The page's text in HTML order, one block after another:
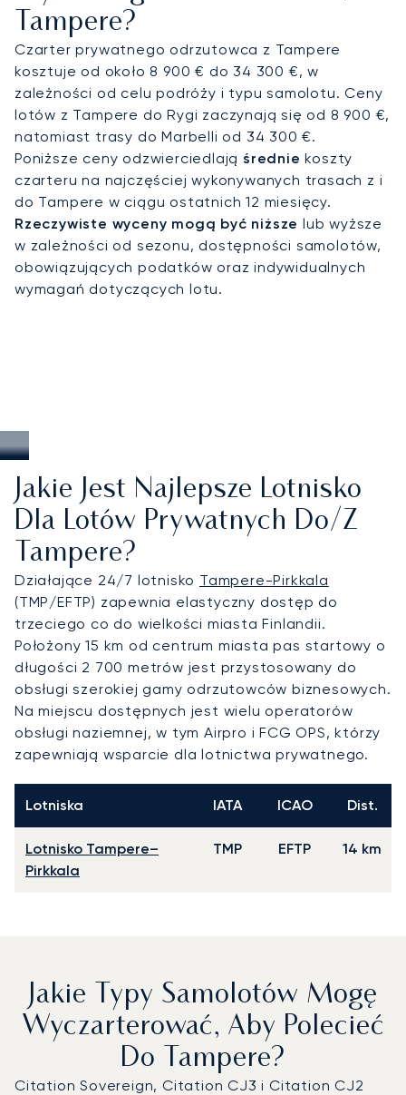
regionie Pojezierza Fińskiego.
Dzięki dwudziestoletniemu doświadczeniu
LunaJets jest pierwszym europejskim brokerem
czarterowym, który otrzymał certyfikat Argus®, co
odzwierciedla rygorystyczne normy
bezpieczeństwa i doskonałość usług. W Tampere
ta wiedza ekspercka zapewnia dyskretne przyloty
na międzynarodowe konferencje, rozwiązania
dostosowane do wydarzeń kulturalnych oraz
niezawodny dostęp do regionu Pojezierza
Fińskiego przez cały rok.
Tampere?
Czarter prywatnego odrzutowca z Tampere
kosztuje od około 8 900 € do 34 300 €, w
zależności od celu podróży i typu samolotu. Ceny
lotów z Tampere do Rygi zaczynają się od 8 900 €,
natomiast trasy do Marbelli od 34 300 €.
Poniższe ceny odzwierciedlają średnie koszty
czarteru na najczęściej wykonywanych trasach z i
do Tampere w ciągu ostatnich 12 miesięcy.
Rzeczywiste wyceny mogą być niższe lub wyższe
w zależności od sezonu, dostępności samolotów,
obowiązujących podatków oraz indywidualnych
wymagań dotyczących lotu.
Jakie Jest Najlepsze Lotnisko
Dla Lotów Prywatnych Do/z
Tampere?
Działające 24/7 lotnisko Tampere-Pirkkala
(TMP/EFTP) zapewnia elastyczny dostęp do
trzeciego co do wielkości miasta Finlandii.
Położony 15 km od centrum miasta pas startowy o
długości 2 700 metrów jest przystosowany do
obsługi szerokiej gamy odrzutowców biznesowych.
Na miejscu dostępnych jest wielu operatorów
obsługi naziemnej, w tym Airpro i FCG OPS, którzy
zapewniają wsparcie dla lotnictwa prywatnego.
Lotniska IATA ICAO Dist.
Lotnisko Tampere–
Pirkkala
TMP EFTP 14 km
Jakie Typy Samolotów Mogę
Wyczarterować, Aby Polecieć
Do Tampere?
Citation Sovereign, Citation CJ3 i Citation CJ2